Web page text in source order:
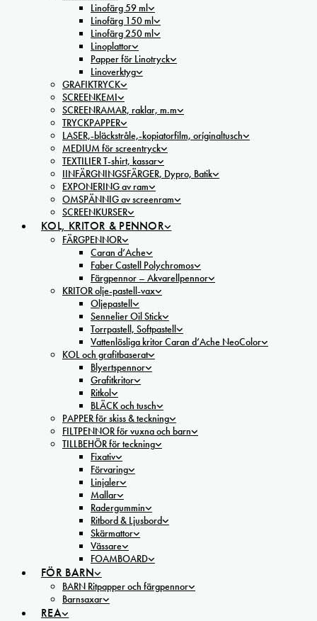
Linofärg 59 ml
Linofärg 150 ml
Linofärg 250 ml
Linoplattor
Papper för Linotryck
Linoverktyg
GRAFIKTRYCK
SCREENKEMI
SCREENRAMAR, raklar, m.m
TRYCKPAPPER
LASER,-bläckstråle,-kopiatorfilm, oríginaltusch
MEDIUM för screentryck
TEXTILIER T-shirt, kassar
IINFÄRGNINGSFÄRGER, Dypro, Batik
EXPONERING av ram
OMSPÄNNIG av screenram
SCREENKURSER
KOL, KRITOR & PENNOR
FÄRGPENNOR
Caran d’Ache
Faber Castell Polychromos
Färgpennor – Akvarellpennor
KRITOR olje-pastell-vax
Oljepastell
Sennelier Oil Stick
Torrpastell, Softpastell
Vattenlösliga kritor Caran d’Ache NeoColor
KOL och grafitbaserat
Blyertspennor
Grafitkritor
Ritkol
BLÄCK och tusch
PAPPER för skiss & teckning
FILTPENNOR för vuxna och barn
TILLBEHÖR för teckning
Fixativ
Förvaring
Linjaler
Mallar
Radergummin
Ritbord & Ljusbord
Skärmattor
Vässare
FOAMBOARD
FÖR BARN
BARN Ritpapper och färgpennor
Barnsaxar
REA